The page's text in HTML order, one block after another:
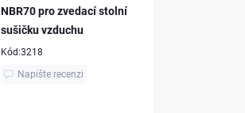
NBR70 pro zvedací stolní
sušičku vzduchu
Kód:3218
Napište recenzi